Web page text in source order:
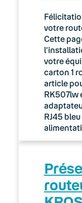
votre
Cette
votre
carton 1
article
RK507lw
RJ45 bleu